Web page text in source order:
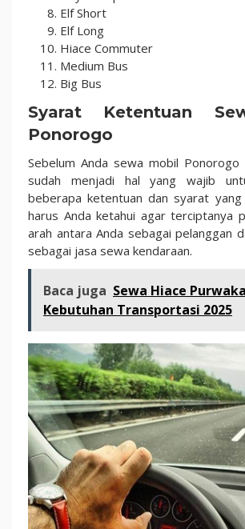
Elf Short
Elf Long
Hiace Commuter
Medium Bus
Big Bus
Syarat Ketentuan
Ponorogo
Sebelum Anda sewa mobil
sudah menjadi hal yang wajib
beberapa ketentuan dan syarat yang
harus Anda ketahui agar terciptanya
arah antara Anda sebagai pelanggan
sebagai jasa sewa kendaraan.
Baca juga Sewa Hiace
Kebutuhan Transportasi 2025